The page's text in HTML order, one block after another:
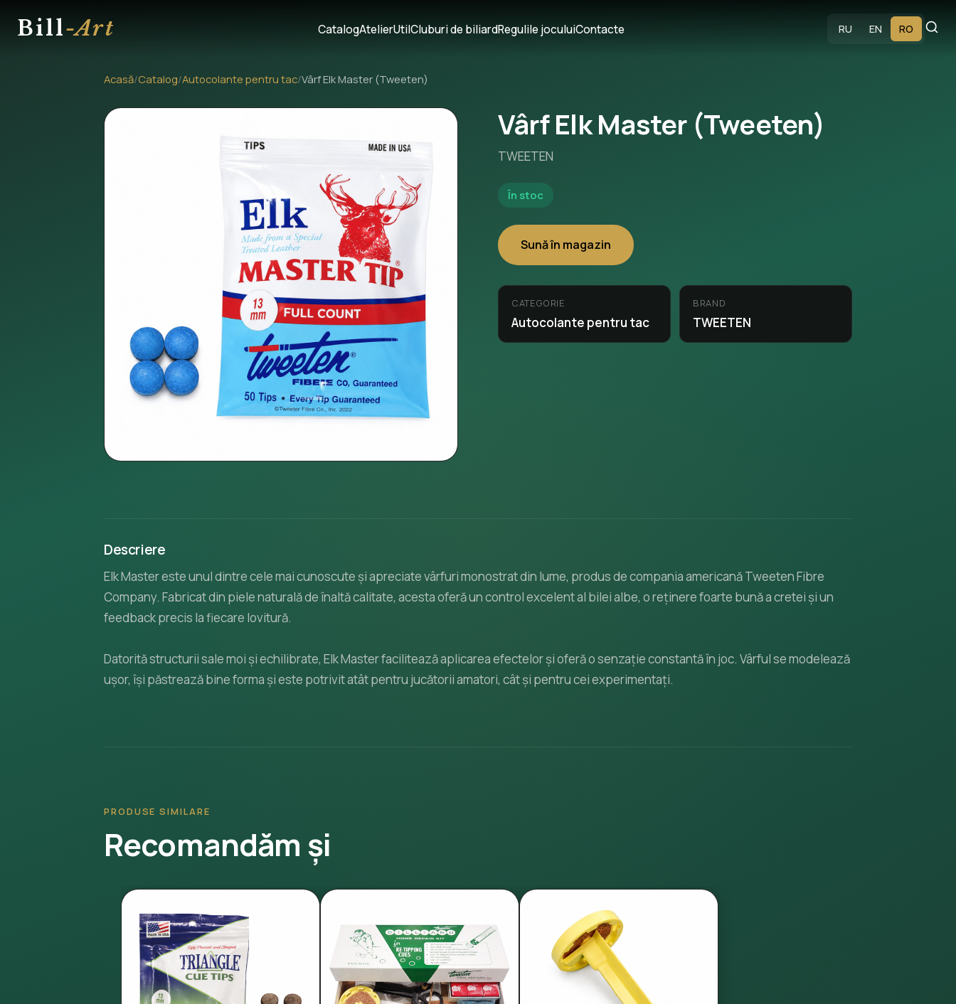
Bill-Art CatalogAtelierUtilCluburi de biliardRegulile joculuiContacte RU EN RO
Acasă/Catalog/Autocolante pentru tac/Vârf Elk Master (Tweeten)
Vârf Elk Master (Tweeten)
TWEETEN
În stoc
Sună în magazin
CATEGORIE
Autocolante pentru tac
BRAND
TWEETEN
Descriere
Elk Master este unul dintre cele mai cunoscute și apreciate vârfuri monostrat din lume, produs de compania americană Tweeten Fibre
Company. Fabricat din piele naturală de înaltă calitate, acesta oferă un control excelent al bilei albe, o reținere foarte bună a cretei și un
feedback precis la fiecare lovitură.
Datorită structurii sale moi și echilibrate, Elk Master facilitează aplicarea efectelor și oferă o senzație constantă în joc. Vârful se modelează
ușor, își păstrează bine forma și este potrivit atât pentru jucătorii amatori, cât și pentru cei experimentați.
PRODUSE SIMILARE
Recomandăm și